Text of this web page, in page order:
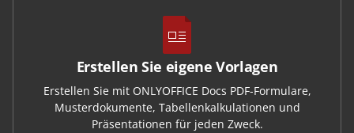
Erstellen Sie eigene Vorlagen
Erstellen Sie mit ONLYOFFICE Docs PDF-Formulare,
Musterdokumente, Tabellenkalkulationen und
Präsentationen für jeden Zweck.